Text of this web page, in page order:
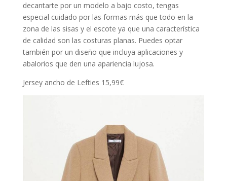
decantarte por un modelo a bajo costo, tengas
especial cuidado por las formas más que todo en la
zona de las sisas y el escote ya que una característica
de calidad son las costuras planas. Puedes optar
también por un diseño que incluya aplicaciones y
abalorios que den una apariencia lujosa.
Jersey ancho de Lefties 15,99€